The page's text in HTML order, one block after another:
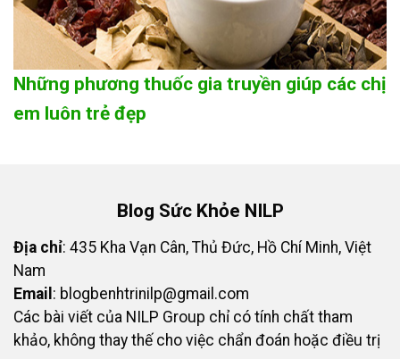
Những phương thuốc gia truyền giúp các chị
em luôn trẻ đẹp
Blog Sức Khỏe NILP
Địa chỉ: 435 Kha Vạn Cân, Thủ Đức, Hồ Chí Minh, Việt
Nam
Email : blogbenhtrinilp@gmail.com
Các bài viết của NILP Group chỉ có tính chất tham
khảo, không thay thế cho việc chẩn đoán hoặc điều trị